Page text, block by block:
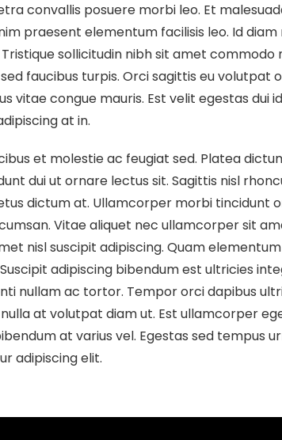
convallis posuere morbi leo. Et
praesent elementum facilisis leo. Id
sollicitudin nibh sit amet commodo
faucibus turpis. Orci sagittis eu volutpat
vitae congue mauris. Est velit egestas dui
at in.
et molestie ac feugiat sed. Platea
dui ut ornare lectus sit. Sagittis nisl
dictum at. Ullamcorper morbi tincidunt
Vitae aliquet nec ullamcorper sit
nisl suscipit adipiscing. Quam
adipiscing bibendum est ultricies
nullam ac tortor. Tempor orci dapibus
at volutpat diam ut. Est ullamcorper
at varius vel. Egestas sed tempus
adipiscing elit.